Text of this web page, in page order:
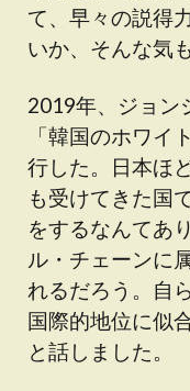
て、早々の説得
いか、そんな気
2019年、ジョン
「韓国のホワイ
行した。日本ほ
も受けてきた国
をするなんてあ
ル・チェーンに
れるだろう。自
国際的地位に似
と話しました。